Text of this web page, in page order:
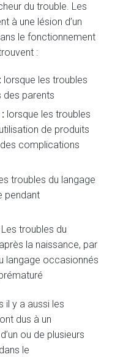
du trouble. Les
à une lésion d’un
le fonctionnement
:
lorsque les troubles
des parents
lorsque les troubles
de produits
complications
troubles du langage
pendant
Les troubles du
la naissance, par
langage occasionnés
il y a aussi les
dus à un
ou de plusieurs
le